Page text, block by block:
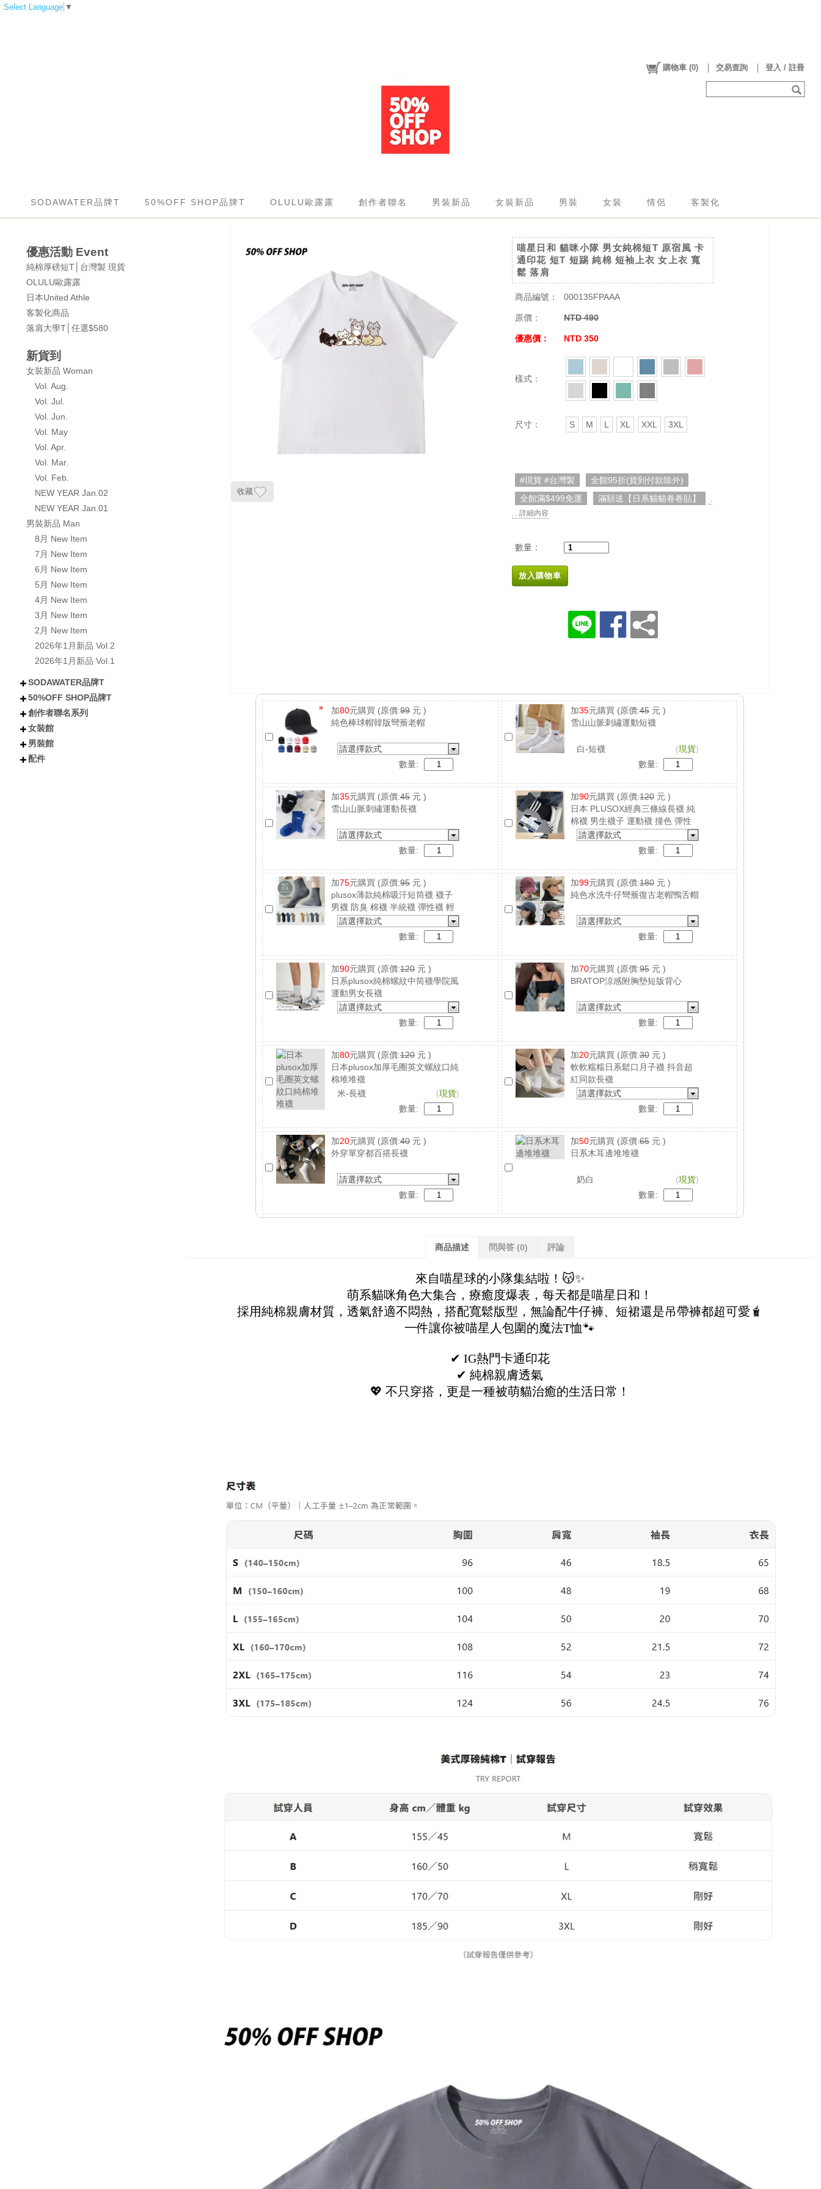
Select Language ▼
SODAWATER品牌T 50%OFF SHOP品牌T OLULU歐露露 創作者聯名 男裝新品 女裝新品 男裝 女裝 情侶 客製化
購物車 (0) 交易查詢 登入 / 註冊
優惠活動 Event
純棉厚磅短T│台灣製 現貨
OLULU歐露露
日本United Athle
客製化商品
落肩大學T│任選$580
新貨到
女裝新品 Woman
Vol. Aug.
Vol. Jul.
Vol. Jun.
Vol. May
Vol. Apr.
Vol. Mar.
Vol. Feb.
NEW YEAR Jan.02
NEW YEAR Jan.01
男裝新品 Man
8月 New Item
7月 New Item
6月 New Item
5月 New Item
4月 New Item
3月 New Item
2月 New Item
2026年1月新品 Vol.2
2026年1月新品 Vol.1
SODAWATER品牌T
不分類
全部短袖商品
全部長袖商品
全部外套COAT
喵汪星人
小熊│泰迪熊
有梗文字TEE
Y2K
美式風格
日式風格
戰國貓大人
肌肉地獄
暗黑
50%OFF SHOP品牌T
不分類
所有短袖商品
所有涼感抗UV機能T
所有長袖商品
貓貓
狗狗
小熊
下午茶甜點
卡通
潮流
創作者聯名系列
不分類
阿香啵啵
Kono可諾
小舒舒
吃貨少女あか
奶加
鳥人瑞克斯
貝莉蒂絲
兔森森
米歪
蜜糖貓
Mineko_meow
煥悅工作室聯名
海王u魚
悠五 YuWu
擔擔麵
晴海はるみ
河豚小妞
酒咪
天奈莓璐 聯名
野生的淡水人 聯名
他(子) 聯名
夏琳(阿琳阿琳琳)聯名
雷德古雷夫 聯名
迪亞雜藝舖 聯名
熙潞姆 Shirumu聯名
嘎旋旋 聯名
霓茶 聯名
白兔兔兔聯名
Sam Bai✦ 桑唄✦聯名
咪寶 聯名
彌羽ゆう 聯名
柔一口甜 聯名
プラチナ普拉祈娜 聯名款
波風水雞 聯名
諾芙.exe聯名
鼠芝ミルチ 聯名
大鴉 聯名
蜜柑あいみ 聯名
來楽 聯名
緋嫣_睡眠ドーナツ聯名
伊德海拉ヽ 聯名
夢寐愛姆ユメビエム 聯名
吾貓ねこです聯名
阡狐Huni聯名
喇密聯名
阿栗栗聯名
皮立聯名
清玉聯名
水兔海聯名
諾櫻Noe聯名
日本曼生活聯名
萬萬丶聯名
米哇哇みわわ聯名
茶茶狐聯名
阿尼婪聯名
朶菟菈聯名
爪爪貓聯名
天奈雪羽聯名
黑狐洛克
夜某YamOuO聯名
綿羽ミルフィ
七兔なよみ聯名
小靜しずか聯名
楓棠兒聯名
嶺上荏染聯名
滔滔ラ聯名
橙雨沐沿聯名
五十鈴抹茶糰子
浮浪x飛行者
女裝館
不分類
上衣
短袖
長袖
連衣裙
雪紡/針織
襯衫
套裝
背心
下身
短褲
長褲
短裙
長裙
外套
夾克
風衣
牛仔外套
鋪棉外套
毛衣外套
女鞋
配件
襪子
包包
男裝館
不分類
上衣
外套
褲子
配件
配件
收藏
喵星日和 貓咪小隊 男女純棉短T 原宿風 卡
通印花 短T 短踢 純棉 短袖上衣 女上衣 寬
鬆 落肩
商品編號： 000135FPAAA
原價： NTD 490
優惠價： NTD 350
樣式：
尺寸： S M L XL XXL 3XL
#現貨 #台灣製
全館95折(貨到付款除外)
全館滿$499免運
滿額送【日系貓貓卷卷貼】
.
. . 詳細內容
數量：
放入購物車
加80元購買 (原價:99 元 )
純色棒球帽韓版彎簷老帽
請選擇款式
數量:
加35元購買 (原價:45元 )
雪山山脈刺繡運動短襪
白-短襪 (現貨)
數量:
加35元購買 (原價:45 元 )
雪山山脈刺繡運動長襪
請選擇款式
數量:
加90元購買 (原價:120元 )
日本 PLUSOX經典三條線長襪 純
棉襪 男生襪子 運動襪 撞色 彈性
襪 吸汗 防臭
請選擇款式
數量:
加75元購買 (原價:95 元 )
plusox薄款純棉吸汗短筒襪 襪子
男襪 防臭 棉襪 半統襪 彈性襪 輕
薄透氣
請選擇款式
數量:
加99元購買 (原價:180元 )
純色水洗牛仔彎簷復古老帽鴨舌帽
請選擇款式
數量:
加90元購買 (原價:120 元 )
日系plusox純棉螺紋中筒襪學院風
運動男女長襪
請選擇款式
數量:
加70元購買 (原價:95元 )
BRATOP涼感附胸墊短版背心
請選擇款式
數量:
加80元購買 (原價:120 元 )
日本plusox加厚毛圈英文螺紋口純
棉堆堆襪
米-長襪
(現貨)
數量:
加20元購買 (原價:30元 )
軟軟糯糯日系鬆口月子襪 抖音超
紅同款長襪
請選擇款式
數量:
加20元購買 (原價:40 元 )
外穿單穿都百搭長襪
請選擇款式
數量:
加50元購買 (原價:65元 )
日系木耳邊堆堆襪
奶白 (現貨)
數量:
商品描述 問與答 (0) 評論